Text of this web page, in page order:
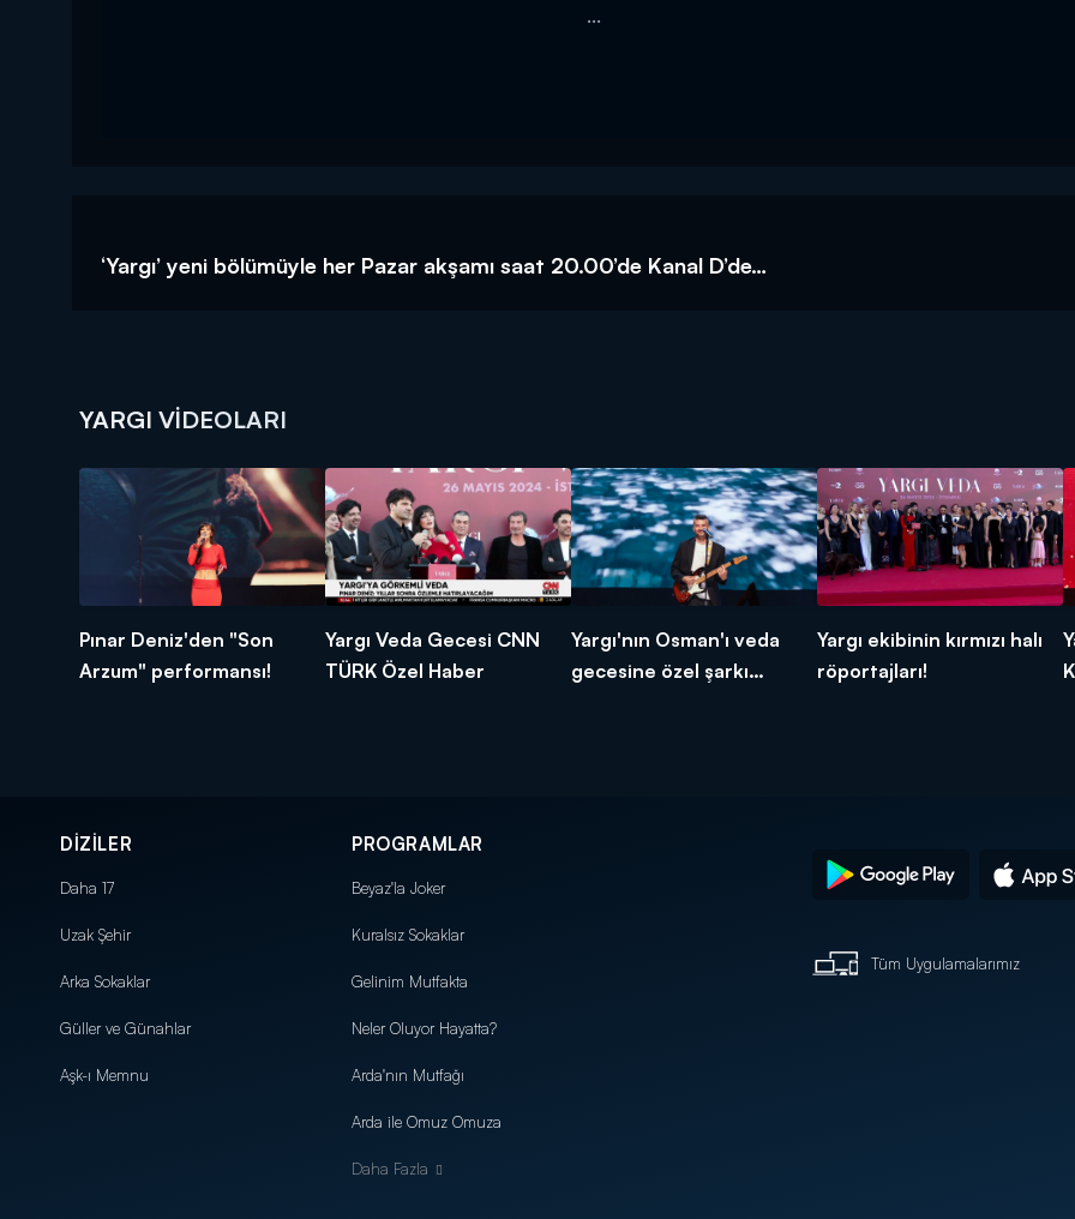
...
‘Yargı’ yeni bölümüyle her Pazar akşamı saat 20.00’de Kanal D’de…
YARGI VIDEOLARI
Pınar Deniz'den "Son
Arzum" performansı!
Yargı Veda Gecesi CNN
TÜRK Özel Haber
Yargı'nın Osman'ı veda
gecesine özel şarkı
Yargı ekibinin kırmızı halı
röportajları!
DİZİLER
Daha 17
Uzak Şehir
Arka Sokaklar
Güller ve Günahlar
Aşk-ı Memnu
PROGRAMLAR
Beyaz'la Joker
Kuralsız Sokaklar
Gelinim Mutfakta
Neler Oluyor Hayatta?
Arda'nın Mutfağı
Arda ile Omuz Omuza
Daha Fazla
Tüm Uygulamalarımız